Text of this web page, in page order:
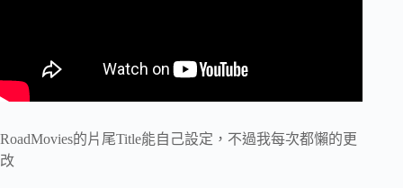
RoadMovies的片尾Title能自己設定，不過我每次都懶的更
改